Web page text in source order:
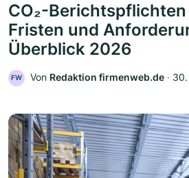
CO₂-
Fristen und
Überblick 2026
FW Von Redaktion firmenweb.de ‧